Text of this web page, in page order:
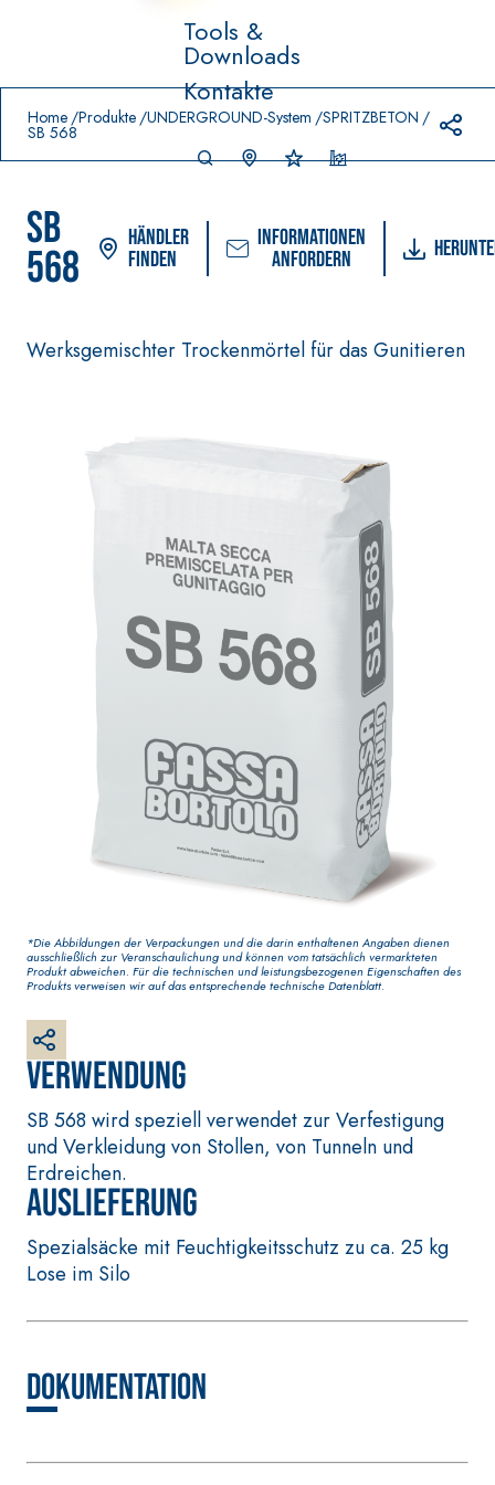
Tools &
Downloads
Kontakte
Home Produkte UNDERGROUND-System SPRITZBETON
SB 568
SB
568
Händler
finden
Informationen
anfordern
Werksgemischter Trockenmörtel für das Gunitieren
Verwendung
SB 568 wird speziell verwendet zur Verfestigung
und Verkleidung von Stollen, von Tunneln und
Erdreichen.
Auslieferung
Spezialsäcke mit Feuchtigkeitsschutz zu ca. 25 kg
Lose im Silo
*Die Abbildungen der Verpackungen und die darin enthaltenen Angaben dienen
ausschließlich zur Veranschaulichung und können vom tatsächlich vermarkteten
Produkt abweichen. Für die technischen und leistungsbezogenen Eigenschaften des
Produkts verweisen wir auf das entsprechende technische Datenblatt.
Dokumentation
Prodotti in primo piano
VERLEGESYSTEM FÜR
BODEN- UND
ZIP HLÄSSIGE
AQUAZIP ONE PRO
einkomponentige
Dichtmasse auf
Polymer-Zement-Basis
FASSACOLO
UR ®Syste
Ultramatter
wasserbasierter
Dekoranstrich von
hoher Qualität, für
den Innenbereich
VERPUTZ- UND
BAUSYSTEM
KB 13 EVOLUTION
Faserverstärkter
für innen und außen
GYPSOTECH
BAUPLATTEN
GYPSOTECH
LIGNUM TIPO DEFH1I
R
Gipskartonplatte
GS-SYSTEM
PRODUKTE
GEOACTIVE R4 40
thixotroper und
BODEN- UND
Glätte auf Anhydrit-